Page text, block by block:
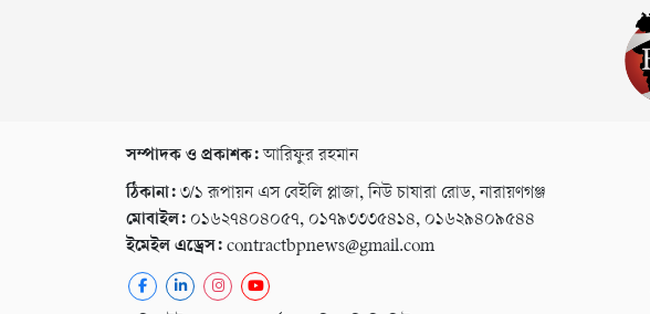
সম্পাদক ও প্রকাশক:আরিফুর রহমান
ঠিকানা: ৩/১ রূপায়ন এস বেইলি প্লাজা, নিউ চাষারা রোড, নারায়ণগঞ্জ
মোবাইল: ০১৬২৭৪০৪০৫৭, ০১৭৯৩৩৩৫৪১৪, ০১৬২৯৪০৯৫৪৪
ইমেইল এড্রেস: contractbpnews@gmail.com